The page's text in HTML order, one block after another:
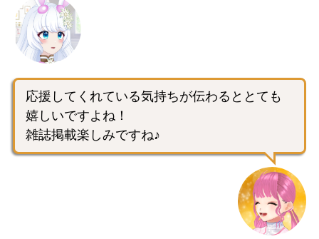
応援してくれている気持ちが伝わるととても
嬉しいですよね！
雑誌掲載楽しみですね♪